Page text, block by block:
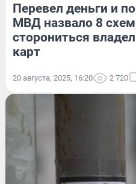
Перевел деньги и
МВД назвало 8
сторониться
карт
20 августа, 2025, 16:20 2 720